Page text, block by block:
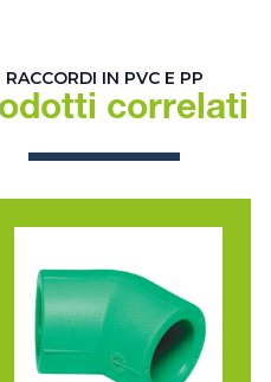
RACCORDI IN PVC E PP
correlati